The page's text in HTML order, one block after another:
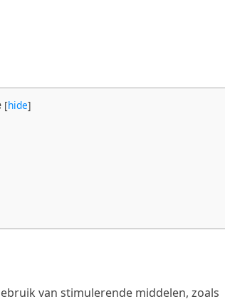
[hide]
van stimulerende middelen, zoals